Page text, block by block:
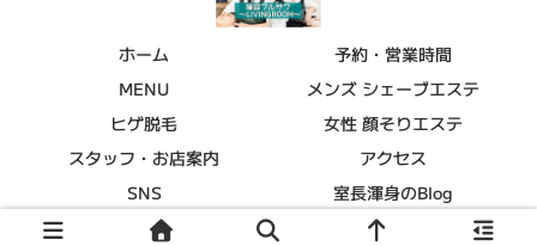
ホーム
予約・営業時間
MENU
メンズ シェーブエステ
ヒゲ脱毛
女性 顔そりエステ
スタッフ・お店案内
アクセス
SNS
室長渾身のBlog
© 2015 理容フルサワ～LIVINGROOM～.